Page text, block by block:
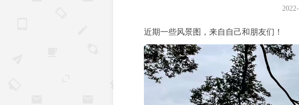
近期一些风景图，来自自己和朋友们！